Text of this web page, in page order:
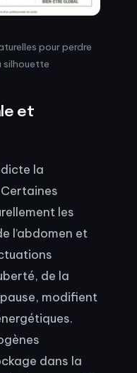
pour perdre
silhouette
et
la
les
l’abdomen et
de la
modifient
dans la